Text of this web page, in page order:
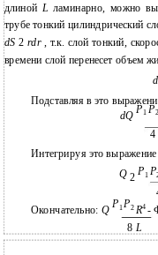
длиной L ламинарно, можно
трубе тонкий цилиндрический
dS2rdr , т.к. слой тонкий,
времени слой перенесет объем
Подставляя в это
dQ
P1 P
4
Интегрируя это
Q 2
P1 P
Окончательно: Q
P1P2 R4 -
8 L